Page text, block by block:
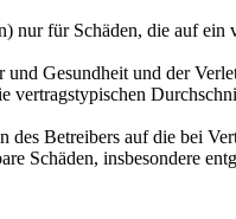
nur für Schäden, die auf ein
und Gesundheit und der
vertragstypischen
Betreibers auf die bei
Schäden, insbesondere